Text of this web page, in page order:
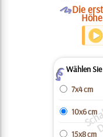
ODie
ZWählen
7x4 cm
10x6 cm
15x8 cm